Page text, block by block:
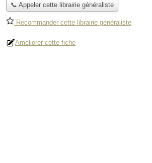
📞 Appeler cette librairie généraliste
Recommander cette librairie généraliste
Améliorer cette fiche